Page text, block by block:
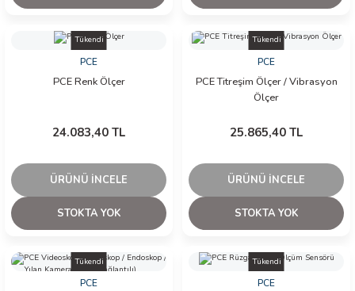
Tükendi
PCE
PCE Renk Ölçer
24.083,40 TL
ÜRÜNÜ İNCELE
STOKTA YOK
Tükendi
PCE
PCE Titreşim Ölçer / Vibrasyon
Ölçer
25.865,40 TL
ÜRÜNÜ İNCELE
STOKTA YOK
Tükendi
PCE
Tükendi
PCE